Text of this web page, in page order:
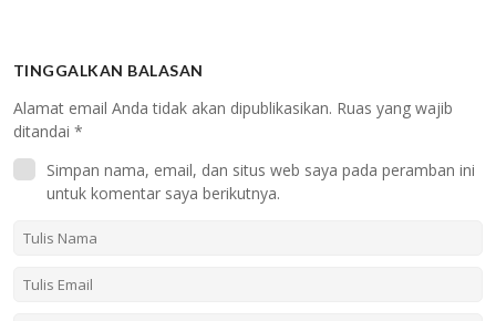
TINGGALKAN BALASAN
Alamat email Anda tidak akan dipublikasikan. Ruas yang wajib
ditandai *
Simpan nama, email, dan situs web saya pada peramban ini
untuk komentar saya berikutnya.